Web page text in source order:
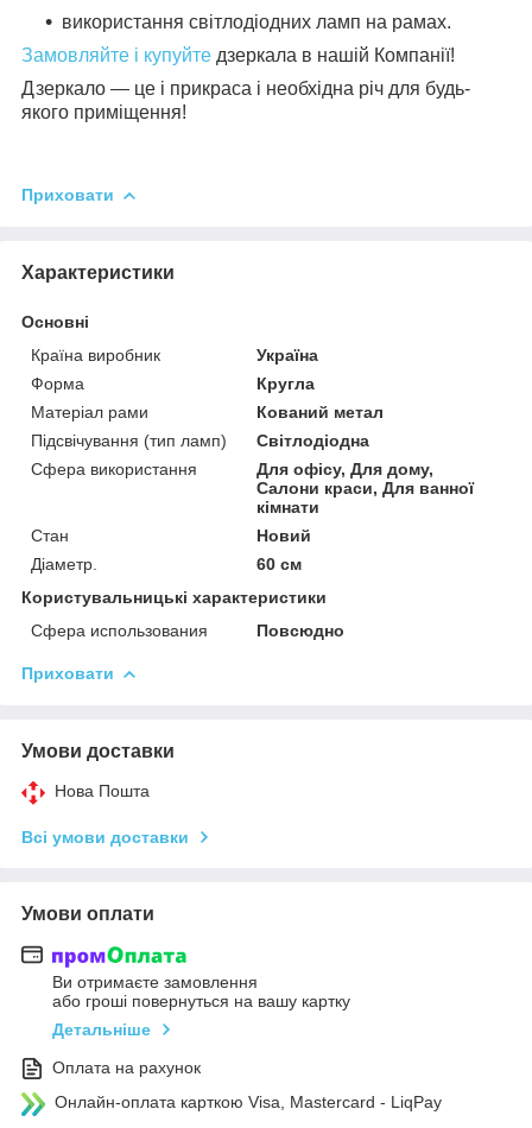
використання світлодіодних ламп на рамах.
Замовляйте і купуйте дзеркала в нашій Компанії!
Дзеркало — це і прикраса і необхідна річ для будь-
якого приміщення!
Приховати
Характеристики
Основні
Країна виробник
Україна
Форма
Кругла
Матеріал рами
Кований метал
Підсвічування (тип ламп)
Світлодіодна
Сфера використання
Для офісу, Для дому,
Салони краси, Для ванної
кімнати
Стан
Новий
Діаметр.
60 см
Користувальницькі характеристики
Сфера использования
Повсюдно
Приховати
Умови доставки
Нова Пошта
Всі умови доставки
Умови оплати
Ви отримаєте замовлення
або гроші повернуться на вашу картку
Детальніше
Оплата на рахунок
Онлайн-оплата карткою Visa, Mastercard - LiqPay